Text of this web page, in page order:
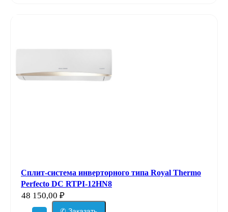
Сплит-система инверторного типа Royal Thermo
Perfecto DC RTPI-12HN8
48 150,00 ₽